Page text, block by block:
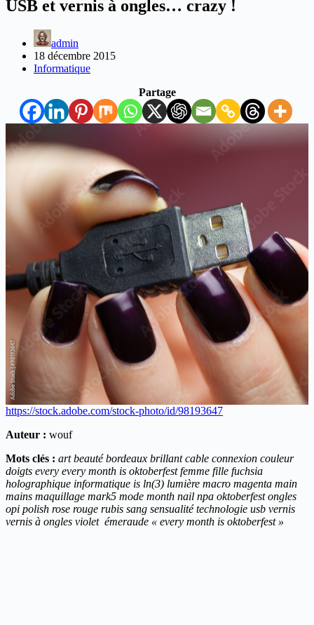
USB et vernis à ongles… crazy !
admin
18 décembre 2015
Informatique
Partage
https://stock.adobe.com/stock-photo/id/98193647
Auteur : wouf
Mots clés : art beauté bordeaux brillant cable connexion couleur
doigts every every month is oktoberfest femme fille fuchsia
holographique informatique is ln(3) lumière macro magenta main
mains maquillage mark5 mode month nail npa oktoberfest ongles
opi polish rose rouge rubis sang sensualité technologie usb vernis
vernis à ongles violet émeraude « every month is oktoberfest »